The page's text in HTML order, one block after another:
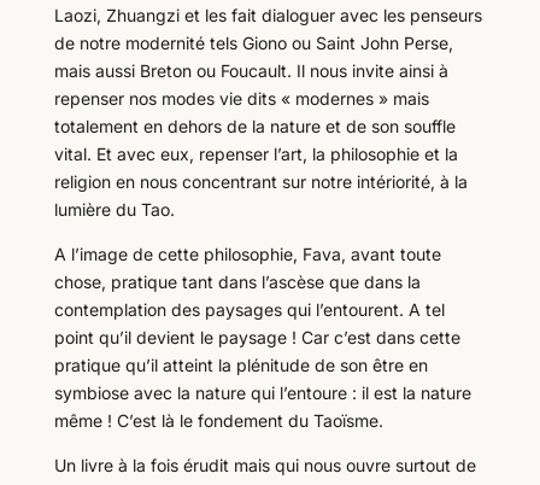
Laozi, Zhuangzi et les fait dialoguer avec les penseurs
de notre modernité tels Giono ou Saint John Perse,
mais aussi Breton ou Foucault. Il nous invite ainsi à
repenser nos modes vie dits « modernes » mais
totalement en dehors de la nature et de son souffle
vital. Et avec eux, repenser l’art, la philosophie et la
religion en nous concentrant sur notre intériorité, à la
lumière du Tao.
A l’image de cette philosophie, Fava, avant toute
chose, pratique tant dans l’ascèse que dans la
contemplation des paysages qui l’entourent. A tel
point qu’il devient le paysage ! Car c’est dans cette
pratique qu’il atteint la plénitude de son être en
symbiose avec la nature qui l’entoure : il est la nature
même ! C’est là le fondement du Taoïsme.
Un livre à la fois érudit mais qui nous ouvre surtout de